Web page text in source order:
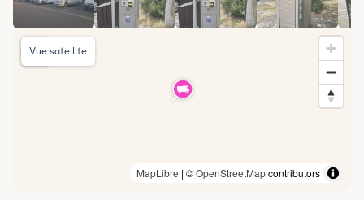
MapLibre | ©OpenStreetMapcontributors
Vue satellite